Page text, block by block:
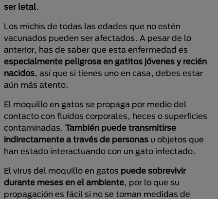
ser letal.
Los michis de todas las edades que no estén
vacunados pueden ser afectados. A pesar de lo
anterior, has de saber que esta enfermedad es
especialmente peligrosa en gatitos jóvenes y recién
nacidos, así que si tienes uno en casa, debes estar
aún más atento.
El moquillo en gatos se propaga por medio del
contacto con fluidos corporales, heces o superficies
contaminadas. También puede transmitirse
indirectamente a través de personas u objetos que
han estado interactuando con un gato infectado.
El virus del moquillo en gatos puede sobrevivir
durante meses en el ambiente, por lo que su
propagación es fácil si no se toman medidas de